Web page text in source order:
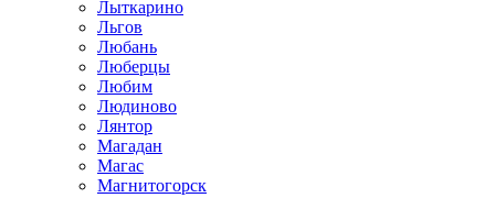
Лыткарино
Льгов
Любань
Люберцы
Любим
Людиново
Лянтор
Магадан
Магас
Магнитогорск